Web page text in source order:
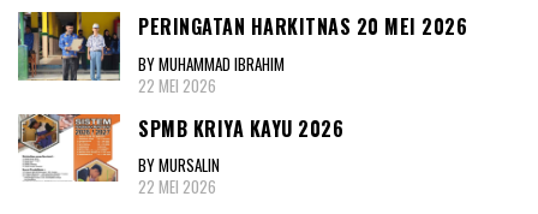
PERINGATAN HARKITNAS 20 MEI 2026
BY MUHAMMAD IBRAHIM
22 MEI 2026
SPMB KRIYA KAYU 2026
BY MURSALIN
22 MEI 2026